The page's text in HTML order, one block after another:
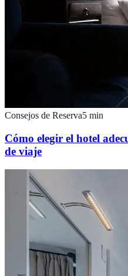
Consejos de Reserva5 min
Cómo elegir el hotel
de viaje